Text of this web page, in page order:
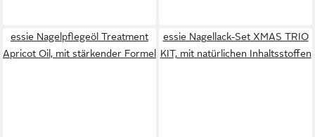
essie Nagelpflegeöl Treatment
Apricot Oil, mit stärkender Formel
essie Nagellack-Set XMAS TRIO
KIT, mit natürlichen Inhaltsstoffen